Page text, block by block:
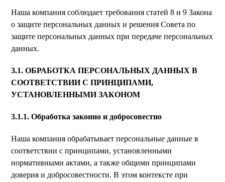
Наша компания соблюдает требования статей 8 и 9 Закона
о защите персональных данных и решения Совета по
защите персональных данных при передаче персональных
данных.
3.1. ОБРАБОТКА ПЕРСОНАЛЬНЫХ ДАННЫХ В
СООТВЕТСТВИИ С ПРИНЦИПАМИ,
УСТАНОВЛЕННЫМИ ЗАКОНОМ
3.1.1. Обработка законно и добросовестно
Наша компания обрабатывает персональные данные в
соответствии с принципами, установленными
нормативными актами, а также общими принципами
доверия и добросовестности. В этом контексте при